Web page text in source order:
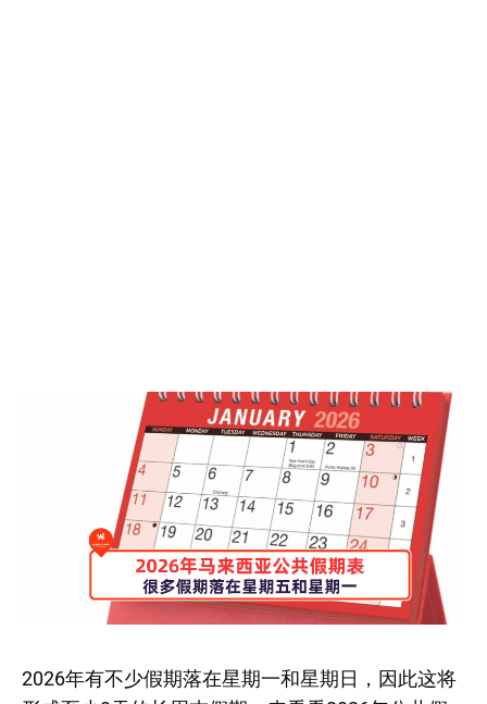
2026年有不少假期落在星期一和星期日，因此这将